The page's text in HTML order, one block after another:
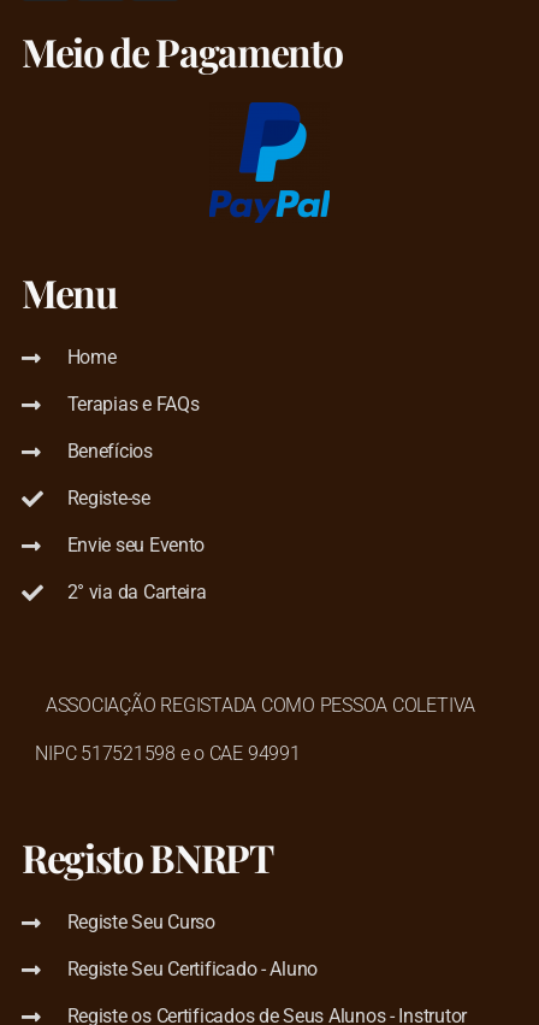
Meio de Pagamento
Menu
Home
Terapias e FAQs
Benefícios
Registe-se
Envie seu Evento
2° via da Carteira
ASSOCIAÇÃO REGISTADA COMO PESSOA COLETIVA
NIPC 517521598 e o CAE 94991
Registo BNRPT
Registe Seu Curso
Registe Seu Certificado - Aluno
Registe os Certificados de Seus Alunos - Instrutor